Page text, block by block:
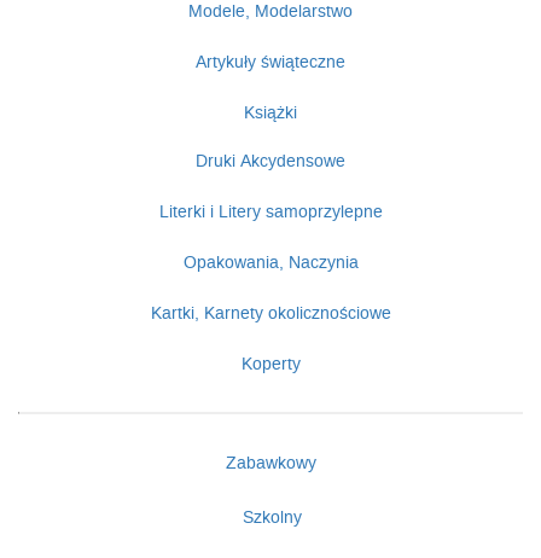
Modele, Modelarstwo
Artykuły świąteczne
Książki
Druki Akcydensowe
Literki i Litery samoprzylepne
Opakowania, Naczynia
Kartki, Karnety okolicznościowe
Koperty
Zabawkowy
Szkolny